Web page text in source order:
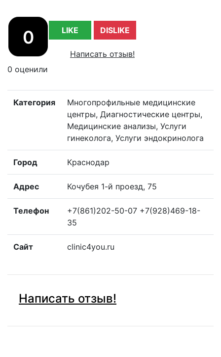
0 LIKE DISLIKE
Написать отзыв!
0 оценили
Категория
Многопрофильные медицинские
центры, Диагностические центры,
Медицинские анализы, Услуги
гинеколога, Услуги эндокринолога
Город Краснодар
Адрес Кочубея 1-й проезд, 75
Телефон
+7(861)202-50-07 +7(928)469-18-
35
Сайт clinic4you.ru
Написать отзыв!